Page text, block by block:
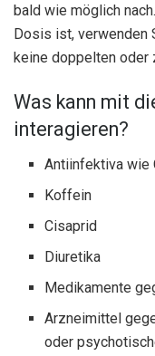
bald wie möglich
Dosis ist, verwenden
keine doppelten oder
Was kann mit
interagieren?
Antiinfektiva wie
Koffein
Cisaprid
Diuretika
Medikamente
Arzneimittel
oder